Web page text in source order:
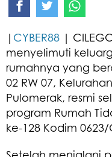
| CYBER88 |
menyelimuti
rumahnya yang
02 RW 07,
Pulomerak, resmi
program Rumah
ke-128 Kodim